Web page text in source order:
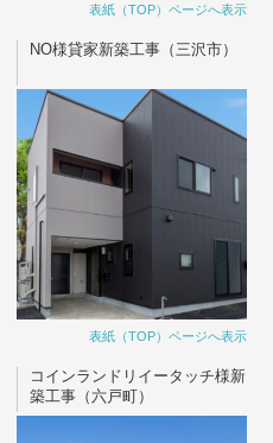
表紙（TOP）ページへ表示
NO様貸家新築工事（三沢市）
表紙（TOP）ページへ表示
コインランドリイータッチ様新
築工事（六戸町）